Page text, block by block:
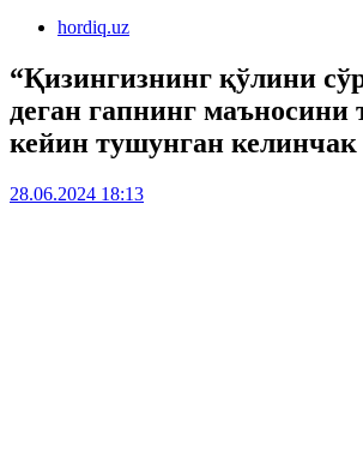
hordiq.uz
“Қизингизнинг қўлини
деган гапнинг маъносини
кейин тушунган келинчак
28.06.2024 18:13